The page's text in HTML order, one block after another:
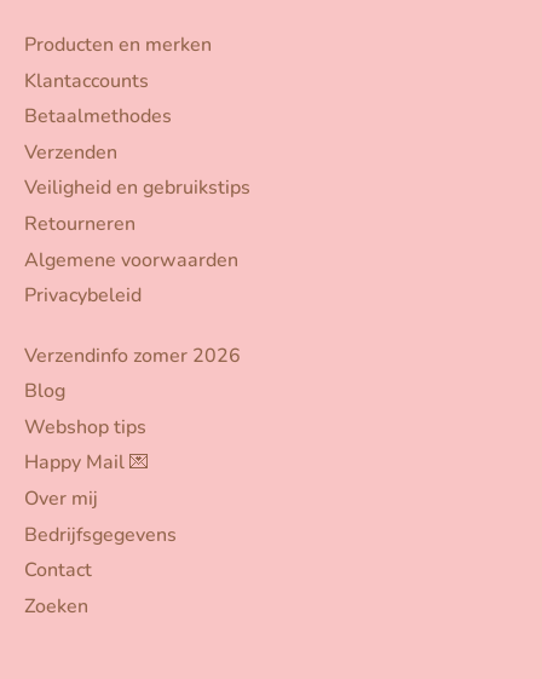
Producten en merken
Klantaccounts
Betaalmethodes
Verzenden
Veiligheid en gebruikstips
Retourneren
Algemene voorwaarden
Privacybeleid
Verzendinfo zomer 2026
Blog
Webshop tips
Happy Mail 💌
Over mij
Bedrijfsgegevens
Contact
Zoeken